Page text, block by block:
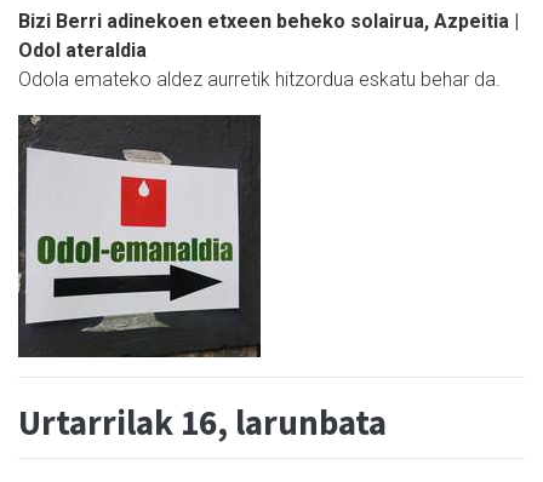
Bizi Berri adinekoen etxeen beheko solairua, Azpeitia |
Odol ateraldia
Odola emateko aldez aurretik hitzordua eskatu behar da.
Urtarrilak 16, larunbata